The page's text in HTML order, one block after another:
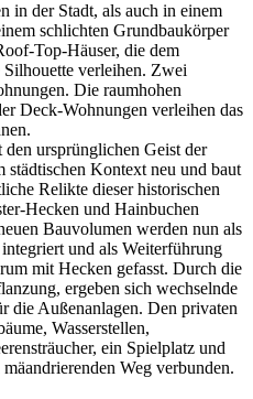
in der Stadt, als auch in einem
schlichten Grundbaukörper
Top-Häuser, die dem
Silhouette verleihen. Zwei
Die raumhohen
Deck-Wohnungen verleihen das
ursprünglichen Geist der
Kontext neu und baut
Relikte dieser historischen
Hecken und Hainbuchen
Bauvolumen werden nun als
und als Weiterführung
mit Hecken gefasst. Durch die
ergeben sich wechselnde
die Außenanlagen. Den privaten
Wasserstellen,
ein Spielplatz und
Weg verbunden.